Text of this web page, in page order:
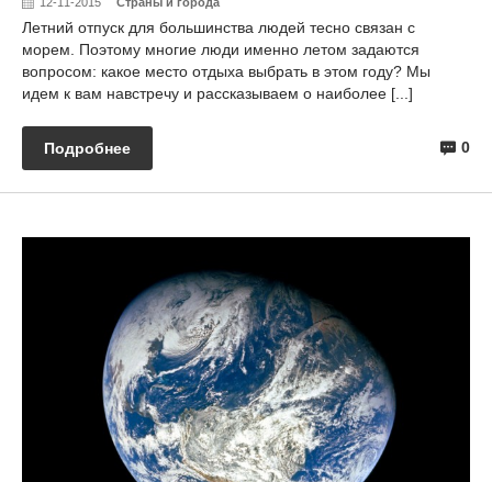
12-11-2015 Страны и города
Летний отпуск для большинства людей тесно связан с
морем. Поэтому многие люди именно летом задаются
вопросом: какое место отдыха выбрать в этом году? Мы
идем к вам навстречу и рассказываем о наиболее [...]
0
Подробнее